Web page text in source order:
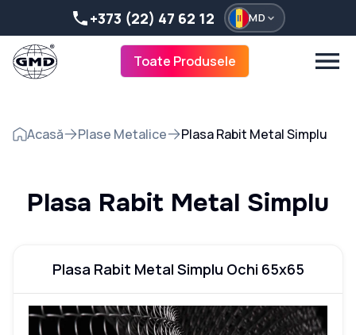
+373 (22) 47 62 12 MD
Toate Produsele
Acasă Plase Metalice Plasa Rabit Metal Simplu
Plasa Rabit Metal Simplu
Plasa Rabit Metal Simplu Ochi 65x65